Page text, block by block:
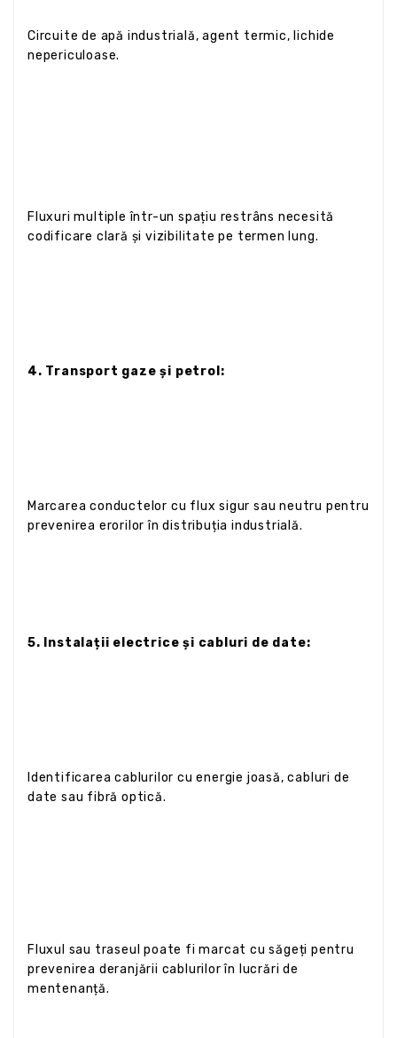
Circuite de apă industrială, agent termic, lichide
nepericuloase.
Fluxuri multiple într-un spațiu restrâns necesită
codificare clară și vizibilitate pe termen lung.
4. Transport gaze și petrol:
Marcarea conductelor cu flux sigur sau neutru pentru
prevenirea erorilor în distribuția industrială.
5. Instalații electrice și cabluri de date:
Identificarea cablurilor cu energie joasă, cabluri de
date sau fibră optică.
Fluxul sau traseul poate fi marcat cu săgeți pentru
prevenirea deranjării cablurilor în lucrări de
mentenanță.